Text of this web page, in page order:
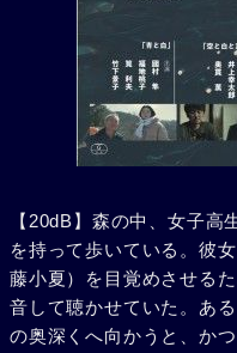
【20dB】森の中、女子
を持って歩いている。彼
藤小夏）を目覚めさせる
音して聴かせていた。あ
の奥深くへ向かうと、か